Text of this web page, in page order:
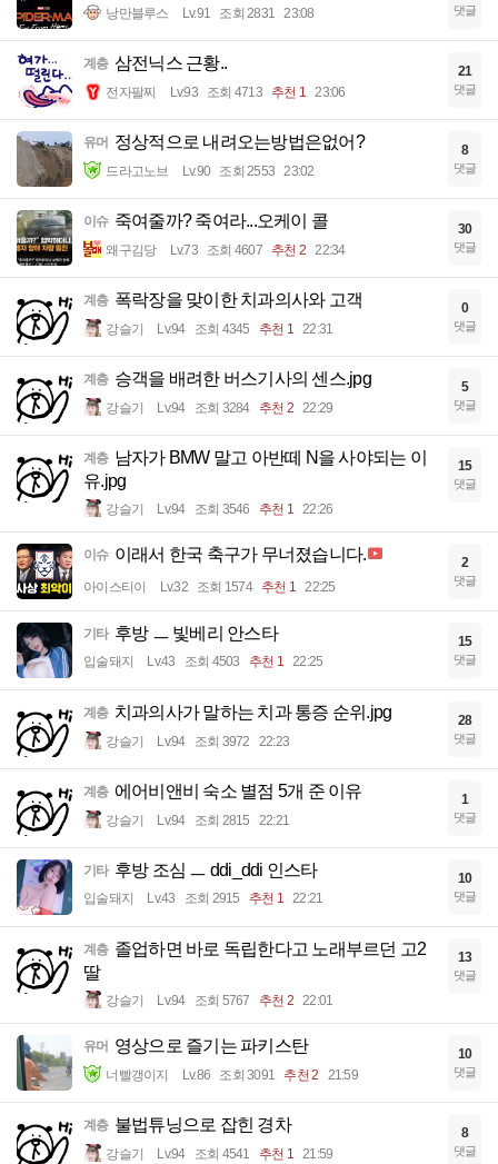
낭만블루스 Lv.91 조회 2831 23:08 댓글
계층 삼전닉스 근황..
전자팔찌 Lv.93 조회 4713 추천 1 23:06
21
댓글
유머 정상적으로 내려오는방법은없어?
드라고노브 Lv.90 조회 2553 23:02
8
댓글
이슈 죽여줄까? 죽여라...오케이 콜
왜구김당 Lv.73 조회 4607 추천 2 22:34
30
댓글
계층 폭락장을 맞이한 치과의사와 고객
강슬기 Lv.94 조회 4345 추천 1 22:31
0
댓글
계층 승객을 배려한 버스기사의 센스.jpg
강슬기 Lv.94 조회 3284 추천 2 22:29
5
댓글
계층 남자가 BMW 말고 아반떼 N을 사야되는 이
유.jpg
강슬기 Lv.94 조회 3546 추천 1 22:26
15
댓글
이슈 이래서 한국 축구가 무너졌습니다.
아이스티이 Lv.32 조회 1574 추천 1 22:25
2
댓글
기타 후방 ㅡ 빛베리 안스타
입술돼지 Lv.43 조회 4503 추천 1 22:25
15
댓글
계층 치과의사가 말하는 치과 통증 순위.jpg
강슬기 Lv.94 조회 3972 22:23
28
댓글
계층 에어비앤비 숙소 별점 5개 준 이유
강슬기 Lv.94 조회 2815 22:21
1
댓글
기타 후방 조심 ㅡ ddi_ddi 인스타
입술돼지 Lv.43 조회 2915 추천 1 22:21
10
댓글
계층 졸업하면 바로 독립한다고 노래부르던 고2
딸
강슬기 Lv.94 조회 5767 추천 2 22:01
13
댓글
유머 영상으로 즐기는 파키스탄
너빨갱이지 Lv.86 조회 3091 추천 2 21:59
10
댓글
계층 불법튜닝으로 잡힌 경차
강슬기 Lv.94 조회 4541 추천 1 21:59
8
댓글